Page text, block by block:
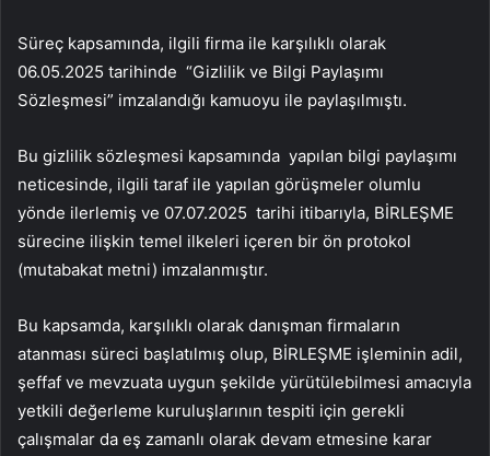
Süreç kapsamında, ilgili firma ile karşılıklı olarak
06.05.2025 tarihinde “Gizlilik ve Bilgi Paylaşımı
Sözleşmesi” imzalandığı kamuoyu ile paylaşılmıştı.
Bu gizlilik sözleşmesi kapsamında yapılan bilgi paylaşımı
neticesinde, ilgili taraf ile yapılan görüşmeler olumlu
yönde ilerlemiş ve 07.07.2025 tarihi itibarıyla, BİRLEŞME
sürecine ilişkin temel ilkeleri içeren bir ön protokol
(mutabakat metni) imzalanmıştır.
Bu kapsamda, karşılıklı olarak danışman firmaların
atanması süreci başlatılmış olup, BİRLEŞME işleminin adil,
şeffaf ve mevzuata uygun şekilde yürütülebilmesi amacıyla
yetkili değerleme kuruluşlarının tespiti için gerekli
çalışmalar da eş zamanlı olarak devam etmesine karar